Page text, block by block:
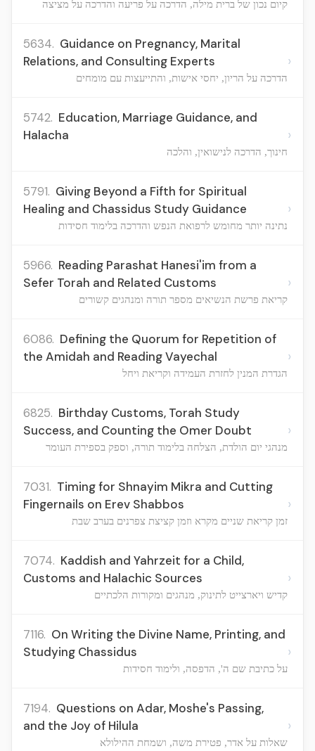
קיום נכון של ברית מילה, הדרכה על פריעה והדרכה על מציצה
5634. Guidance on Pregnancy, Marital
Relations, and Consulting Experts
הדרכה על הריון, יחסי אישות, והתייעצות עם מומחים
›
5742. Education, Marriage Guidance, and
Halacha
חינוך, הדרכה לנישואין, והלכה
›
5791. Giving Beyond a Fifth for Spiritual
Healing and Chassidus Study Guidance
נתינה יותר מחומש לרפואת הנפש והדרכה בלימוד חסידות
›
5966. Reading Parashat Hanesi'im from a
Sefer Torah and Related Customs
קריאת פרשת הנשיאים מספר תורה ומנהגים קשורים
›
6086. Defining the Quorum for Repetition of
the Amidah and Reading Vayechal
הגדרת המנין לחזרת העמידה וקריאת ויחל
›
6825. Birthday Customs, Torah Study
Success, and Counting the Omer Doubt
מנהגי יום הולדת, הצלחה בלימוד תורה, וספק בספירת העומר
›
7031. Timing for Shnayim Mikra and Cutting
Fingernails on Erev Shabbos
זמן קריאת שניים מקרא וזמן קציצת צפרנים בערב שבת
›
7074. Kaddish and Yahrzeit for a Child,
Customs and Halachic Sources
קדיש ויארצייט לתינוק, מנהגים ומקורות הלכתיים
›
7116. On Writing the Divine Name, Printing, and
Studying Chassidus
על כתיבת שם ה', הדפסה, ולימוד חסידות
›
7194. Questions on Adar, Moshe's Passing,
and the Joy of Hilula
שאלות על אדר, פטירת משה, ושמחת ההילולא
›